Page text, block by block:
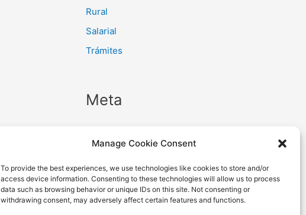
Manage Cookie Consent
To provide the best experiences, we use technologies like cookies to store and/or
access device information. Consenting to these technologies will allow us to process
data such as browsing behavior or unique IDs on this site. Not consenting or
withdrawing consent, may adversely affect certain features and functions.
Rural
Salarial
Trámites
Meta
Feed de entradas
Feed de comentarios
WordPress.org